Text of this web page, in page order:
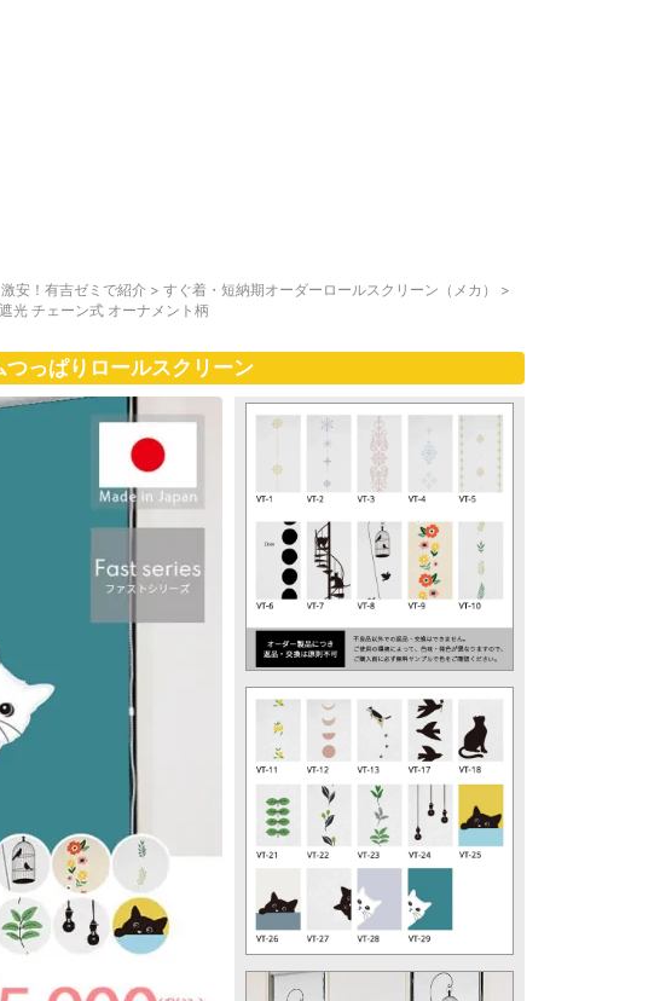
安！有吉ゼミで紹介 > すぐ着・短納期オーダーロールスクリーン（メカ）
>
光 チェーン式 オーナメント柄
っぱりロールスクリーン